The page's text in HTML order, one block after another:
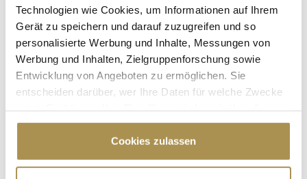
Technologien wie Cookies, um Informationen auf Ihrem
Gerät zu speichern und darauf zuzugreifen und so
personalisierte Werbung und Inhalte, Messungen von
Werbung und Inhalten, Zielgruppenforschung sowie
Entwicklung von Angeboten zu ermöglichen. Sie
entscheiden darüber, wer Ihre Daten für welche Zwecke
Cookie-Erklärung oder durch Klicken auf das Privacy
Trigger Symbol ändern oder widerrufen
Cookies zulassen